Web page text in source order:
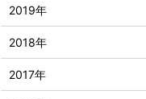
2019年
2018年
2017年